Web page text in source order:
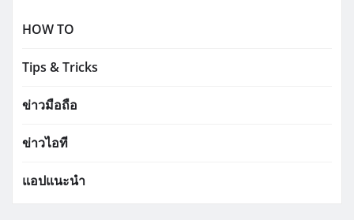
HOW TO
Tips & Tricks
ข่าวมือถือ
ข่าวไอที
แอปแนะนำ